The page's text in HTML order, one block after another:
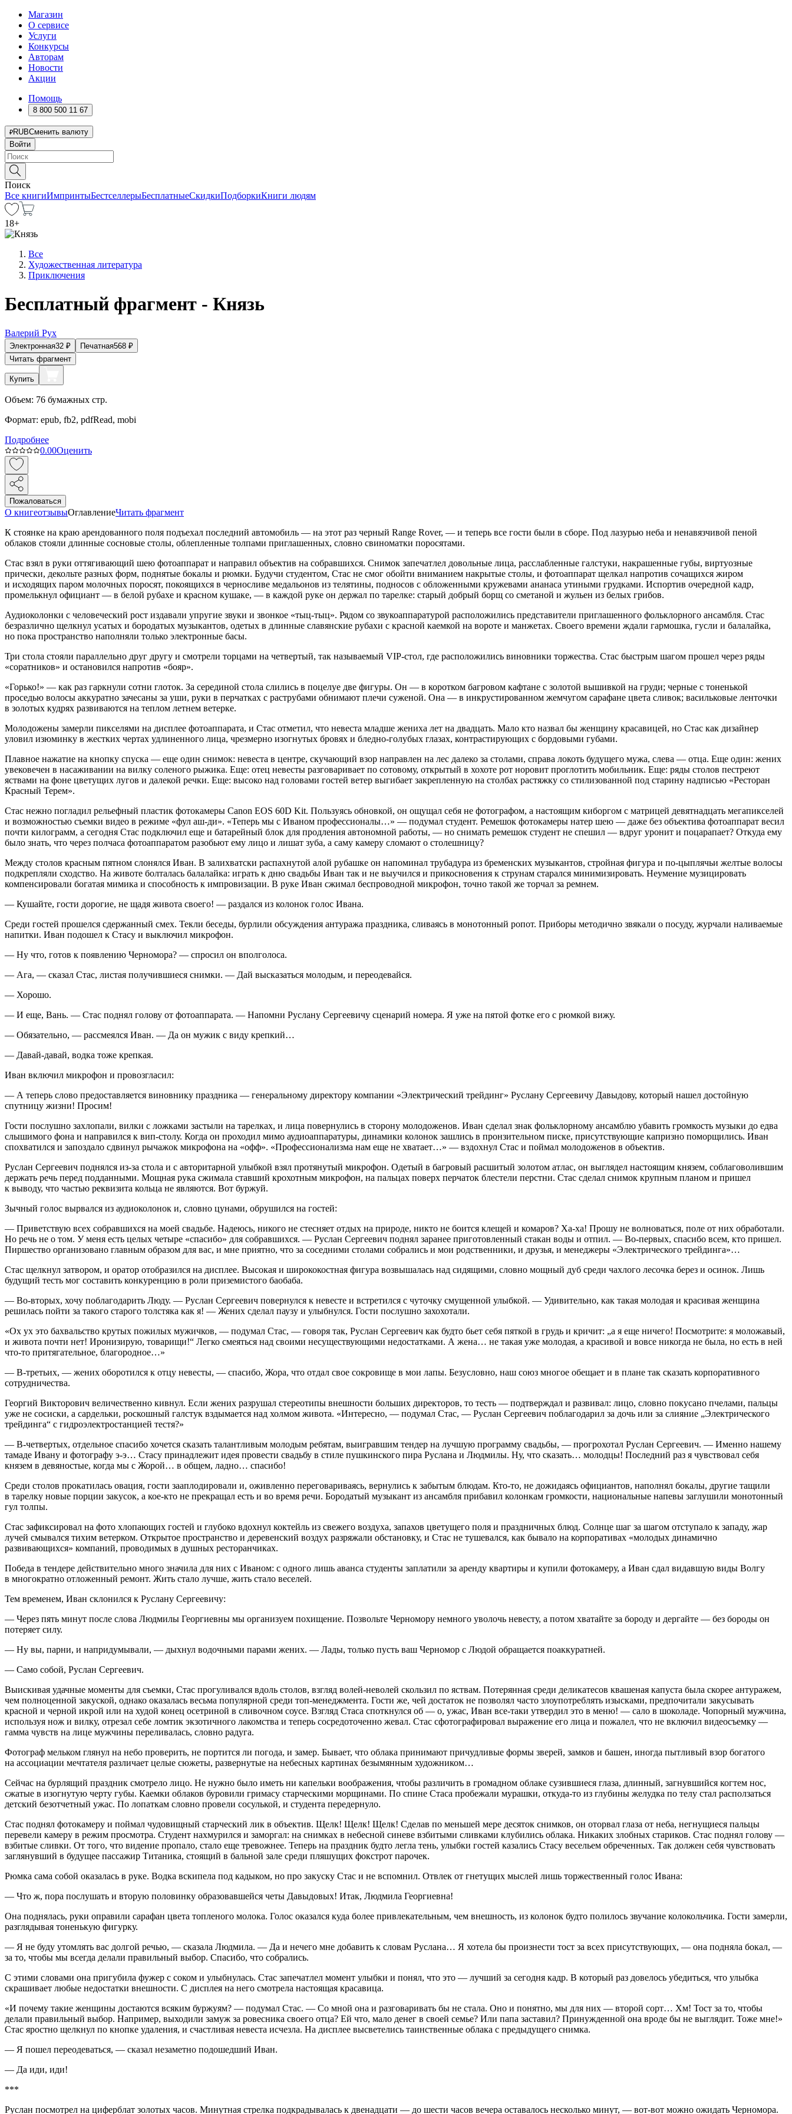
Магазин
О сервисе
Услуги
Конкурсы
Авторам
Новости
Акции
Помощь
8 800 500 11 67
RUBСменить валюту
Войти
Поиск
Все книгиИмпринтыБестселлерыБесплатныеСкидкиПодборкиКниги людям
18+
Все
Художественная литература
Приключения
Бесплатный фрагмент - Князь
Валерий Рух
Электронная32 ₽ Печатная568 ₽
Читать фрагмент
Купить
Объем: 76 бумажных стр.
Формат: epub, fb2, pdfRead, mobi
Подробнее
0.00Оценить
Пожаловаться
О книгеотзывыОглавлениеЧитать фрагмент
К стоянке на краю арендованного поля подъехал последний автомобиль — на этот раз черный Range Rover, — и теперь все гости были в сборе. Под лазурью неба и ненавязчивой пеной
облаков стояли длинные сосновые столы, облепленные толпами приглашенных, словно свиноматки поросятами.
Стас взял в руки оттягивающий шею фотоаппарат и направил объектив на собравшихся. Снимок запечатлел довольные лица, расслабленные галстуки, накрашенные губы, виртуозные
прически, декольте разных форм, поднятые бокалы и рюмки. Будучи студентом, Стас не смог обойти вниманием накрытые столы, и фотоаппарат щелкал напротив сочащихся жиром
и исходящих паром молочных поросят, покоящихся в черносливе медальонов из телятины, подносов с обложенными кружевами ананаса утиными грудками. Испортив очередной кадр,
промелькнул официант — в белой рубахе и красном кушаке, — в каждой руке он держал по тарелке: старый добрый борщ со сметаной и жульен из белых грибов.
Аудиоколонки с человеческий рост издавали упругие звуки и звонкое «тыц-тыц». Рядом со звукоаппаратурой расположились представители приглашенного фольклорного ансамбля. Стас
безразлично щелкнул усатых и бородатых музыкантов, одетых в длинные славянские рубахи с красной каемкой на вороте и манжетах. Своего времени ждали гармошка, гусли и балалайка,
но пока пространство наполняли только электронные басы.
Три стола стояли параллельно друг другу и смотрели торцами на четвертый, так называемый VIP-стол, где расположились виновники торжества. Стас быстрым шагом прошел через ряды
«соратников» и остановился напротив «бояр».
«Горько!» — как раз гаркнули сотни глоток. За серединой стола слились в поцелуе две фигуры. Он — в коротком багровом кафтане с золотой вышивкой на груди; черные с тоненькой
проседью волосы аккуратно зачесаны за уши, руки в перчатках с раструбами обнимают плечи суженой. Она — в инкрустированном жемчугом сарафане цвета сливок; васильковые ленточки
в золотых кудрях развиваются на теплом летнем ветерке.
Молодожены замерли пикселями на дисплее фотоаппарата, и Стас отметил, что невеста младше жениха лет на двадцать. Мало кто назвал бы женщину красавицей, но Стас как дизайнер
уловил изюминку в жестких чертах удлиненного лица, чрезмерно изогнутых бровях и бледно-голубых глазах, контрастирующих с бордовыми губами.
Плавное нажатие на кнопку спуска — еще один снимок: невеста в центре, скучающий взор направлен на лес далеко за столами, справа локоть будущего мужа, слева — отца. Еще один: жених
увековечен в насаживании на вилку соленого рыжика. Еще: отец невесты разговаривает по сотовому, открытый в хохоте рот норовит проглотить мобильник. Еще: ряды столов пестреют
яствами на фоне цветущих лугов и далекой речки. Еще: высоко над головами гостей ветер выгибает закрепленную на столбах растяжку со стилизованной под старину надписью «Ресторан
Красный Терем».
Стас нежно погладил рельефный пластик фотокамеры Canon EOS 60D Kit. Пользуясь обновкой, он ощущал себя не фотографом, а настоящим киборгом с матрицей девятнадцать мегапикселей
и возможностью съемки видео в режиме «фул аш-ди». «Теперь мы с Иваном профессионалы…» — подумал студент. Ремешок фотокамеры натер шею — даже без объектива фотоаппарат весил
почти килограмм, а сегодня Стас подключил еще и батарейный блок для продления автономной работы, — но снимать ремешок студент не спешил — вдруг уронит и поцарапает? Откуда ему
было знать, что через полчаса фотоаппаратом разобьют ему лицо и лишат зуба, а саму камеру сломают о столешницу?
Между столов красным пятном слонялся Иван. В залихватски распахнутой алой рубашке он напоминал трубадура из бременских музыкантов, стройная фигура и по-цыплячьи желтые волосы
подкрепляли сходство. На животе болталась балалайка: играть к дню свадьбы Иван так и не выучился и прикосновения к струнам старался минимизировать. Неумение музицировать
компенсировали богатая мимика и способность к импровизации. В руке Иван сжимал беспроводной микрофон, точно такой же торчал за ремнем.
— Кушайте, гости дорогие, не щадя живота своего! — раздался из колонок голос Ивана.
Среди гостей прошелся сдержанный смех. Текли беседы, бурлили обсуждения антуража праздника, сливаясь в монотонный ропот. Приборы методично звякали о посуду, журчали наливаемые
напитки. Иван подошел к Стасу и выключил микрофон.
— Ну что, готов к появлению Черномора? — спросил он вполголоса.
— Ага, — сказал Стас, листая получившиеся снимки. — Дай высказаться молодым, и переодевайся.
— Хорошо.
— И еще, Вань. — Стас поднял голову от фотоаппарата. — Напомни Руслану Сергеевичу сценарий номера. Я уже на пятой фотке его с рюмкой вижу.
— Обязательно, — рассмеялся Иван. — Да он мужик с виду крепкий…
— Давай-давай, водка тоже крепкая.
Иван включил микрофон и провозгласил:
— А теперь слово предоставляется виновнику праздника — генеральному директору компании «Электрический трейдинг» Руслану Сергеевичу Давыдову, который нашел достойную
спутницу жизни! Просим!
Гости послушно захлопали, вилки с ложками застыли на тарелках, и лица повернулись в сторону молодоженов. Иван сделал знак фольклорному ансамблю убавить громкость музыки до едва
слышимого фона и направился к вип-столу. Когда он проходил мимо аудиоаппаратуры, динамики колонок зашлись в пронзительном писке, присутствующие капризно поморщились. Иван
спохватился и запоздало сдвинул рычажок микрофона на «офф». «Профессионализма нам еще не хватает…» — вздохнул Стас и поймал молодоженов в объектив.
Руслан Сергеевич поднялся из-за стола и с авторитарной улыбкой взял протянутый микрофон. Одетый в багровый расшитый золотом атлас, он выглядел настоящим князем, соблаговолившим
держать речь перед подданными. Мощная рука сжимала ставший крохотным микрофон, на пальцах поверх перчаток блестели перстни. Стас сделал снимок крупным планом и пришел
к выводу, что частью реквизита кольца не являются. Вот буржуй.
Зычный голос вырвался из аудиоколонок и, словно цунами, обрушился на гостей:
— Приветствую всех собравшихся на моей свадьбе. Надеюсь, никого не стесняет отдых на природе, никто не боится клещей и комаров? Ха-ха! Прошу не волноваться, поле от них обработали.
Но речь не о том. У меня есть целых четыре «спасибо» для собравшихся. — Руслан Сергеевич поднял заранее приготовленный стакан воды и отпил. — Во-первых, спасибо всем, кто пришел.
Пиршество организовано главным образом для вас, и мне приятно, что за соседними столами собрались и мои родственники, и друзья, и менеджеры «Электрического трейдинга»…
Стас щелкнул затвором, и оратор отобразился на дисплее. Высокая и ширококостная фигура возвышалась над сидящими, словно мощный дуб среди чахлого лесочка берез и осинок. Лишь
будущий тесть мог составить конкуренцию в роли приземистого баобаба.
— Во-вторых, хочу поблагодарить Люду. — Руслан Сергеевич повернулся к невесте и встретился с чуточку смущенной улыбкой. — Удивительно, как такая молодая и красивая женщина
решилась пойти за такого старого толстяка как я! — Жених сделал паузу и улыбнулся. Гости послушно захохотали.
«Ох ух это бахвальство крутых пожилых мужичков, — подумал Стас, — говоря так, Руслан Сергеевич как будто бьет себя пяткой в грудь и кричит: „а я еще ничего! Посмотрите: я моложавый,
и живота почти нет! Иронизирую, товарищи!“ Легко смеяться над своими несуществующими недостатками. А жена… не такая уже молодая, а красивой и вовсе никогда не была, но есть в ней
что-то притягательное, благородное…»
— В-третьих, — жених оборотился к отцу невесты, — спасибо, Жора, что отдал свое сокровище в мои лапы. Безусловно, наш союз многое обещает и в плане так сказать корпоративного
сотрудничества.
Георгий Викторович величественно кивнул. Если жених разрушал стереотипы внешности больших директоров, то тесть — подтверждал и развивал: лицо, словно покусано пчелами, пальцы
уже не сосиски, а сардельки, роскошный галстук вздымается над холмом живота. «Интересно, — подумал Стас, — Руслан Сергеевич поблагодарил за дочь или за слияние „Электрического
трейдинга“ с гидроэлектростанцией тестя?»
— В-четвертых, отдельное спасибо хочется сказать талантливым молодым ребятам, выигравшим тендер на лучшую программу свадьбы, — прогрохотал Руслан Сергеевич. — Именно нашему
тамаде Ивану и фотографу э-э… Стасу принадлежит идея провести свадьбу в стиле пушкинского пира Руслана и Людмилы. Ну, что сказать… молодцы! Последний раз я чувствовал себя
князем в девяностые, когда мы с Жорой… в общем, ладно… спасибо!
Среди столов прокатилась овация, гости зааплодировали и, оживленно переговариваясь, вернулись к забытым блюдам. Кто-то, не дожидаясь официантов, наполнял бокалы, другие тащили
в тарелку новые порции закусок, а кое-кто не прекращал есть и во время речи. Бородатый музыкант из ансамбля прибавил колонкам громкости, национальные напевы заглушили монотонный
гул толпы.
Стас зафиксировал на фото хлопающих гостей и глубоко вдохнул коктейль из свежего воздуха, запахов цветущего поля и праздничных блюд. Солнце шаг за шагом отступало к западу, жар
лучей смывался тихим ветерком. Открытое пространство и деревенский воздух разряжали обстановку, и Стас не тушевался, как бывало на корпоративах «молодых динамично
развивающихся» компаний, проводимых в душных ресторанчиках.
Победа в тендере действительно много значила для них с Иваном: с одного лишь аванса студенты заплатили за аренду квартиры и купили фотокамеру, а Иван сдал видавшую виды Волгу
в многократно отложенный ремонт. Жить стало лучше, жить стало веселей.
Тем временем, Иван склонился к Руслану Сергеевичу:
— Через пять минут после слова Людмилы Георгиевны мы организуем похищение. Позвольте Черномору немного уволочь невесту, а потом хватайте за бороду и дергайте — без бороды он
потеряет силу.
— Ну вы, парни, и напридумывали, — дыхнул водочными парами жених. — Лады, только пусть ваш Черномор с Людой обращается поаккуратней.
— Само собой, Руслан Сергеевич.
Выискивая удачные моменты для съемки, Стас прогуливался вдоль столов, взгляд волей-неволей скользил по яствам. Потерянная среди деликатесов квашеная капуста была скорее антуражем,
чем полноценной закуской, однако оказалась весьма популярной среди топ-менеджмента. Гости же, чей достаток не позволял часто злоупотреблять изысками, предпочитали закусывать
красной и черной икрой или на худой конец осетриной в сливочном соусе. Взгляд Стаса споткнулся об — о, ужас, Иван все-таки утвердил это в меню! — сало в шоколаде. Чопорный мужчина,
используя нож и вилку, отрезал себе ломтик экзотичного лакомства и теперь сосредоточенно жевал. Стас сфотографировал выражение его лица и пожалел, что не включил видеосъемку —
гамма чувств на лице мужчины переливалась, словно радуга.
Фотограф мельком глянул на небо проверить, не портится ли погода, и замер. Бывает, что облака принимают причудливые формы зверей, замков и башен, иногда пытливый взор богатого
на ассоциации мечтателя различает целые сюжеты, развернутые на небесных картинах безымянным художником…
Сейчас на бурлящий праздник смотрело лицо. Не нужно было иметь ни капельки воображения, чтобы различить в громадном облаке сузившиеся глаза, длинный, загнувшийся когтем нос,
сжатые в изогнутую черту губы. Каемки облаков буровили гримасу старческими морщинами. По спине Стаса пробежали мурашки, откуда-то из глубины желудка по телу стал расползаться
детский безотчетный ужас. По лопаткам словно провели сосулькой, и студента передернуло.
Стас поднял фотокамеру и поймал чудовищный старческий лик в объектив. Щелк! Щелк! Щелк! Сделав по меньшей мере десяток снимков, он оторвал глаза от неба, негнущиеся пальцы
перевели камеру в режим просмотра. Студент нахмурился и заморгал: на снимках в небесной синеве взбитыми сливками клубились облака. Никаких злобных стариков. Стас поднял голову —
взбитые сливки. От того, что видение пропало, стало еще тревожнее. Теперь на праздник будто легла тень, улыбки гостей казались Стасу весельем обреченных. Так должен себя чувствовать
заглянувший в будущее пассажир Титаника, стоящий в бальной зале среди пляшущих фокстрот парочек.
Рюмка сама собой оказалась в руке. Водка вскипела под кадыком, но про закуску Стас и не вспомнил. Отвлек от гнетущих мыслей лишь торжественный голос Ивана:
— Что ж, пора послушать и вторую половинку образовавшейся четы Давыдовых! Итак, Людмила Георгиевна!
Она поднялась, руки оправили сарафан цвета топленого молока. Голос оказался куда более привлекательным, чем внешность, из колонок будто полилось звучание колокольчика. Гости замерли,
разглядывая тоненькую фигурку.
— Я не буду утомлять вас долгой речью, — сказала Людмила. — Да и нечего мне добавить к словам Руслана… Я хотела бы произнести тост за всех присутствующих, — она подняла бокал, —
за то, чтобы мы всегда делали правильный выбор. Спасибо, что собрались.
С этими словами она пригубила фужер с соком и улыбнулась. Стас запечатлел момент улыбки и понял, что это — лучший за сегодня кадр. В который раз довелось убедиться, что улыбка
скрашивает любые недостатки внешности. С дисплея на него смотрела настоящая красавица.
«И почему такие женщины достаются всяким буржуям? — подумал Стас. — Со мной она и разговаривать бы не стала. Оно и понятно, мы для них — второй сорт… Хм! Тост за то, чтобы
делали правильный выбор. Например, выходили замуж за ровесника своего отца? Ей что, мало денег в своей семье? Или папа заставил? Принужденной она вроде бы не выглядит. Тоже мне!»
Стас яростно щелкнул по кнопке удаления, и счастливая невеста исчезла. На дисплее высветелись таинственные облака с предыдущего снимка.
— Я пошел переодеваться, — сказал незаметно подошедший Иван.
— Да иди, иди!
***
Руслан посмотрел на циферблат золотых часов. Минутная стрелка подкрадывалась к двенадцати — до шести часов вечера оставалось несколько минут, — вот-вот можно ожидать Черномора.